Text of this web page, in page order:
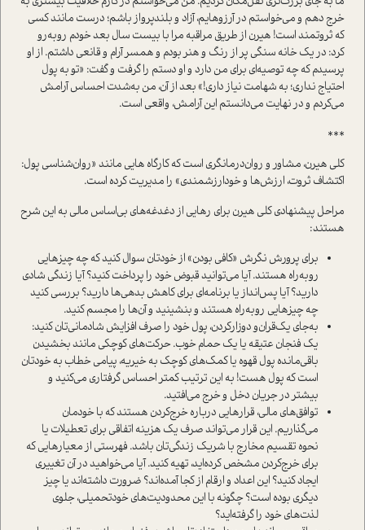
خرج دهم و می‌خواستم در آرزوهایم، آزاد و بلندپرواز باشم؛ درست مانند کسی
که ثروتمند است! هیرن از طریق مراقبه مرا با بیست سال بعد خودم روبه‌رو
کرد: در یک خانه سنگی پر از رنگ و هنر بودم و همسر آرام و قانعی داشتم. از او
پرسیدم که چه توصیه‌ای برای من دارد و او دستم را گرفت و گفت: «تو به پول
احتیاج نداری؛ به شهامت نیاز داری!» بعد از آن، من به‌شدت احساس آرامش
می‌کردم و در نهایت می‌دانستم این آرامش، واقعی است.
***
کلی هیرن، مشاور و روان‌درمانگری است که کارگاه هایی مانند «روان‌شناسی پول:
اکتشاف ثروت، ارزش‌ها و خودارزشمندی» را مدیریت کرده است.
مراحل پیشنهادی کلی هیرن برای رهایی از دغدغه‌های بی‌اساس مالی به این شرح
هستند:
برای پرورش نگرش «کافی بودن» از خودتان سوال کنید که چه چیزهایی
روبه‌راه هستند. آیا می‌توانید قبوض خود را پرداخت کنید؟ آیا زندگی شادی
دارید؟ آیا پس‌انداز یا برنامه‌ای برای کاهش بدهی‌ها دارید؟ بررسی کنید
چه چیزهایی روبه‌راه هستند و بنشینید و آن‌ها را مجسم کنید.
به‌جای یک‌قران‌و دو‌زار‌کردن، پول خود را صرف افزایش شادمانی‌تان کنید:
یک فنجان عتیقه یا یک حمام خوب. حرکت‌های کوچکی مانند بخشیدن
باقی‌مانده پول قهوه یا کمک‌های کوچک به خیریه، پیامی خطاب به خودتان
است که پول هست! به این ترتیب کمتر احساس گرفتاری می‌کنید و
بیشتر در جریان دخل و خرج می‌افتید.
توافق‌های مالی، قرارهایی درباره خرج‌کردن هستند که با خودمان
می‌گذاریم. این قرار می‌تواند صرف یک هزینه اتفاقی برای تعطیلات یا
نحوه تقسیم مخارج با شریک زندگی‌تان باشد. فهرستی از معیارهایی که
برای خرج‌کردن مشخص کرده‌اید، تهیه کنید. آیا می‌خواهید در آن تغییری
ایجاد کنید؟ این اعداد و ارقام از کجا آمده‌اند؟ ضرورت داشته‌اند یا چیز
دیگری بوده است؟ چگونه با این محدودیت‌های خودتحمیلی، جلوی
لذت‌های خود را گرفته‌اید؟